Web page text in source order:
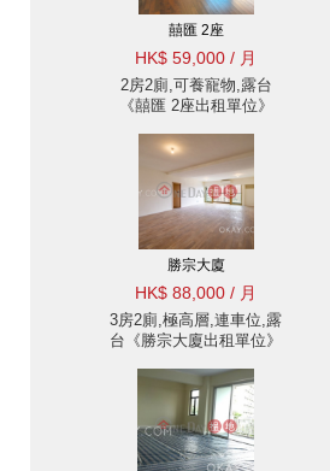
囍匯 2座
HK$ 59,000 / 月
2房2廁,可養寵物,露台
《囍匯 2座出租單位》
勝宗大廈
HK$ 88,000 / 月
3房2廁,極高層,連車位,露
台《勝宗大廈出租單位》